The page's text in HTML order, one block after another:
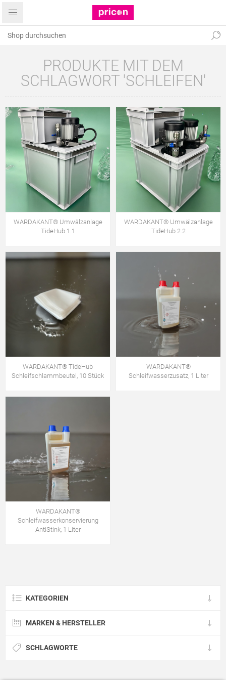
PRODUKTE MIT DEM
SCHLAGWORT 'SCHLEIFEN'
WARDAKANT® Umwälzanlage
TideHub 1.1
WARDAKANT® Umwälzanlage
TideHub 2.2
WARDAKANT® TideHub
Schleifschlammbeutel, 10 Stück
WARDAKANT®
Schleifwasserzusatz, 1 Liter
WARDAKANT®
Schleifwasserkonservierung
AntiStink, 1 Liter
KATEGORIEN
MARKEN & HERSTELLER
SCHLAGWORTE